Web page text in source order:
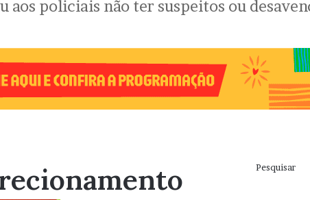
policiais não ter suspeitos ou
Pesquisar